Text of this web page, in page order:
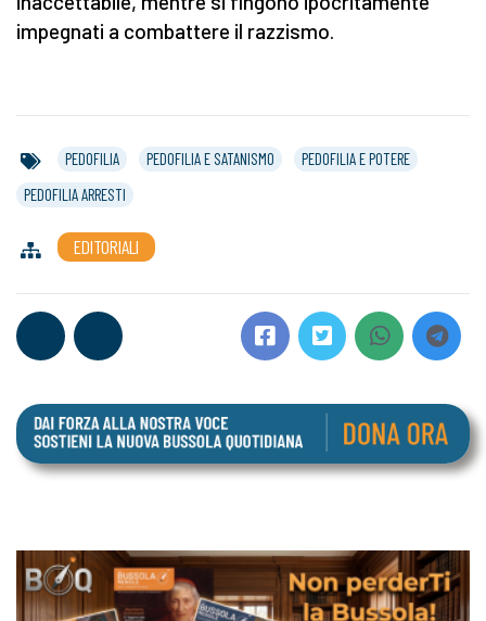
impegnati a combattere il razzismo.
PEDOFILIA PEDOFILIA E SATANISMO
PEDOFILIA E POTERE
PEDOFILIA ARRESTI
EDITORIALI